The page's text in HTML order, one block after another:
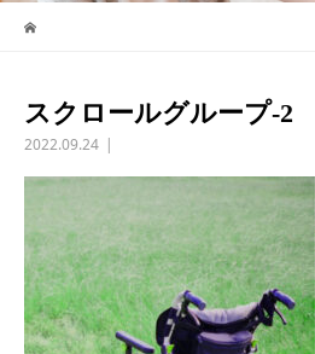
スクロールグループ-2
2022.09.24